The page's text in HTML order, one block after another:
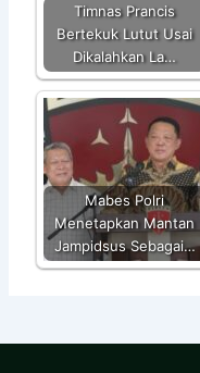
Timnas Prancis
Bertekuk Lutut Usai
Dikalahkan La…
Mabes Polri
Menetapkan Mantan
Jampidsus Sebagai…